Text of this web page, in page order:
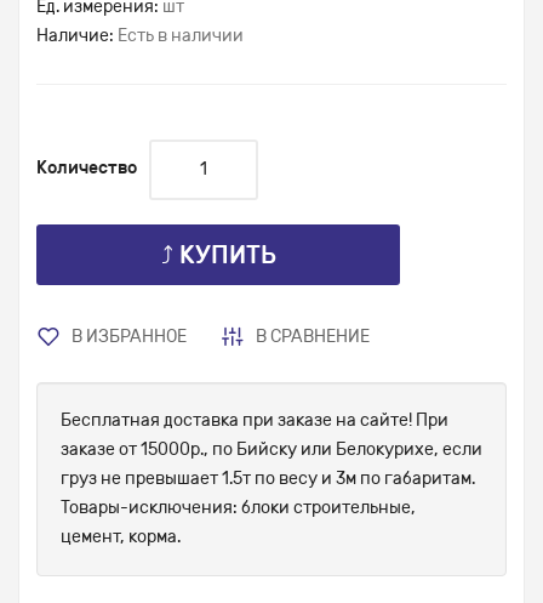
Ед. измерения: шт
Наличие: Есть в наличии
Количество
⤴ КУПИТЬ
В ИЗБРАННОЕ В СРАВНЕНИЕ
Бесплатная доставка при заказе на сайте! При
заказе от 15000р., по Бийску или Белокурихе, если
груз не превышает 1.5т по весу и 3м по габаритам.
Товары-исключения: блоки строительные,
цемент, корма.